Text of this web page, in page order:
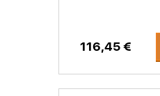
116,45 €